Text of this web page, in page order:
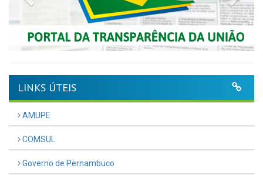
LINKS ÚTEIS
AMUPE
COMSUL
Governo de Pernambuco